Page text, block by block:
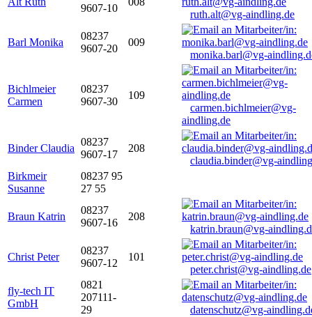
9607-10
ruth.alt@vg-aindling.de
Barl Monika
08237
9607-20
009
monika.barl@vg-
Bichlmeier
Carmen
08237
9607-30
109
carmen.bichlmeier@vg-
aindling.de
Binder Claudia
08237
9607-17
208
claudia.binder@vg-
Birkmeir
Susanne
08237 95
27 55
Braun Katrin
08237
9607-16
208
katrin.braun@vg-
Christ Peter
08237
9607-12
101
peter.christ@vg-aindling.de
fly-tech IT
GmbH
0821
207111-
29
datenschutz@vg-